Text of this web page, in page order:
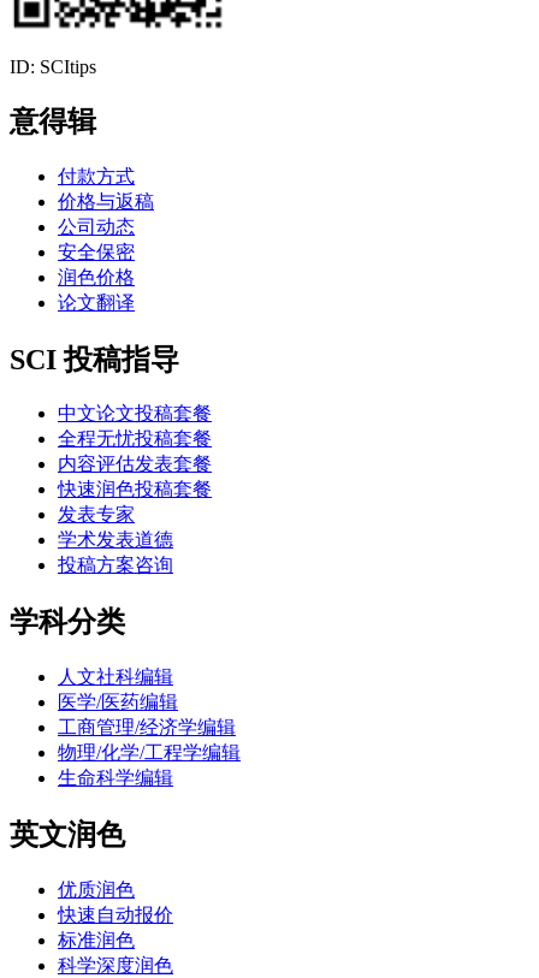
ID: SCItips
意得辑
付款方式
价格与返稿
公司动态
安全保密
润色价格
论文翻译
SCI 投稿指导
中文论文投稿套餐
全程无忧投稿套餐
内容评估发表套餐
快速润色投稿套餐
发表专家
学术发表道德
投稿方案咨询
学科分类
人文社科编辑
医学/医药编辑
工商管理/经济学编辑
物理/化学/工程学编辑
生命科学编辑
英文润色
优质润色
快速自动报价
标准润色
科学深度润色